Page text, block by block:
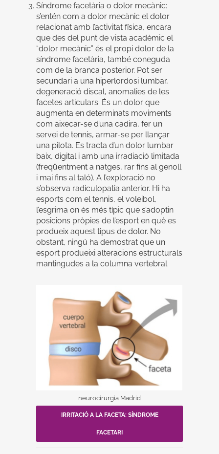
Síndrome facetària o dolor mecànic:
s’entén com a dolor mecànic el dolor
relacionat amb l’activitat física, encara
que des del punt de vista acadèmic el
“dolor mecànic” és el propi dolor de la
síndrome facetària, també coneguda
com de la branca posterior. Pot ser
secundari a una hiperlordosi lumbar,
degeneració discal, anomalies de les
facetes articulars. És un dolor que
augmenta en determinats moviments
com aixecar-se d’una cadira, fer un
servei de tennis, armar-se per llançar
una pilota. Es tracta d’un dolor lumbar
baix, digital i amb una irradiació limitada
(freqüentment a natges, rar fins al genoll
i mai fins al taló). A l’exploració no
s’observa radiculopatia anterior. Hi ha
esports com el tennis, el voleibol,
l’esgrima on és més típic que s’adoptin
posicions pròpies de l’esport en què es
produeix aquest tipus de dolor. No
obstant, ningú ha demostrat que un
esport produeixi alteracions estructurals
mantingudes a la columna vertebral
neurocirurgia Madrid
IRRITACIÓ A LA FACETA: SÍNDROME
FACETARI